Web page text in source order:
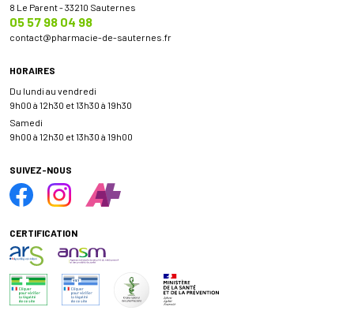
8 Le Parent - 33210 Sauternes
05 57 98 04 98
contact@pharmacie-de-sauternes.fr
HORAIRES
Du lundi au vendredi
9h00 à 12h30 et 13h30 à 19h30
Samedi
9h00 à 12h30 et 13h30 à 19h00
SUIVEZ-NOUS
CERTIFICATION